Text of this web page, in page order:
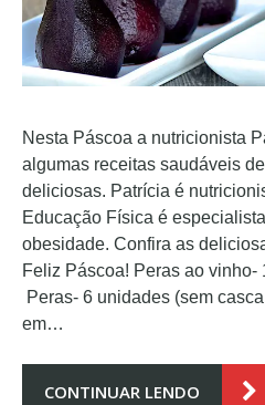
Nesta Páscoa a nutricionista
algumas receitas saudáveis
deliciosas. Patrícia é
Educação Física é
obesidade. Confira as
Feliz Páscoa! Peras ao vinho-
Peras- 6 unidades (sem
em…
CONTINUAR LENDO